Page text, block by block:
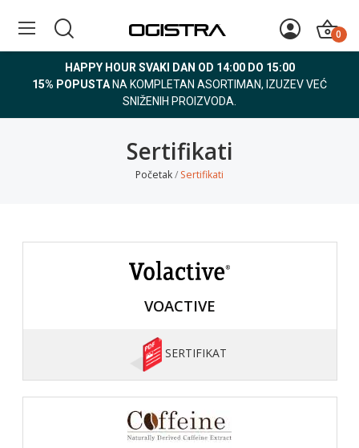
0
HAPPY HOUR SVAKI DAN OD 14:00 DO 15:00
15% POPUSTA NA KOMPLETAN ASORTIMAN, IZUZEV VEĆ
SNIŽENIH PROIZVODA.
Sertifikati
Početak Sertifikati
VOACTIVE
SERTIFIKAT